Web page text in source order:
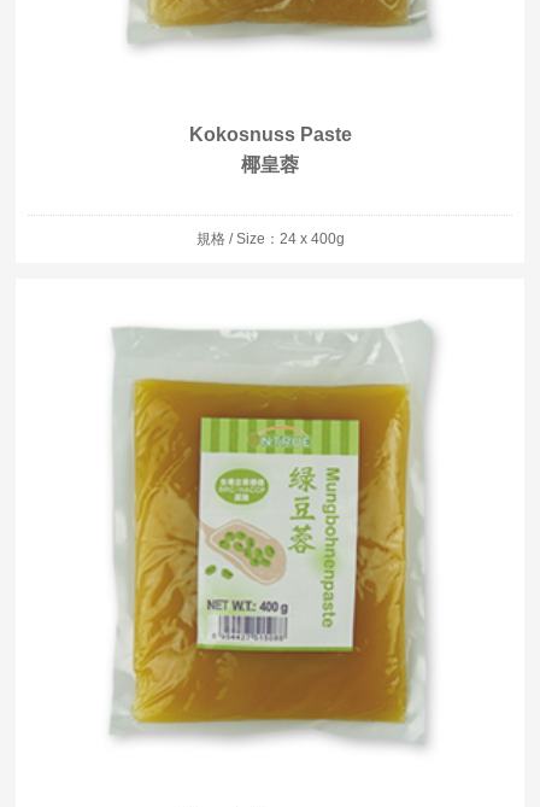
Kokosnuss Paste
椰皇蓉
規格 / Size：24 x 400g